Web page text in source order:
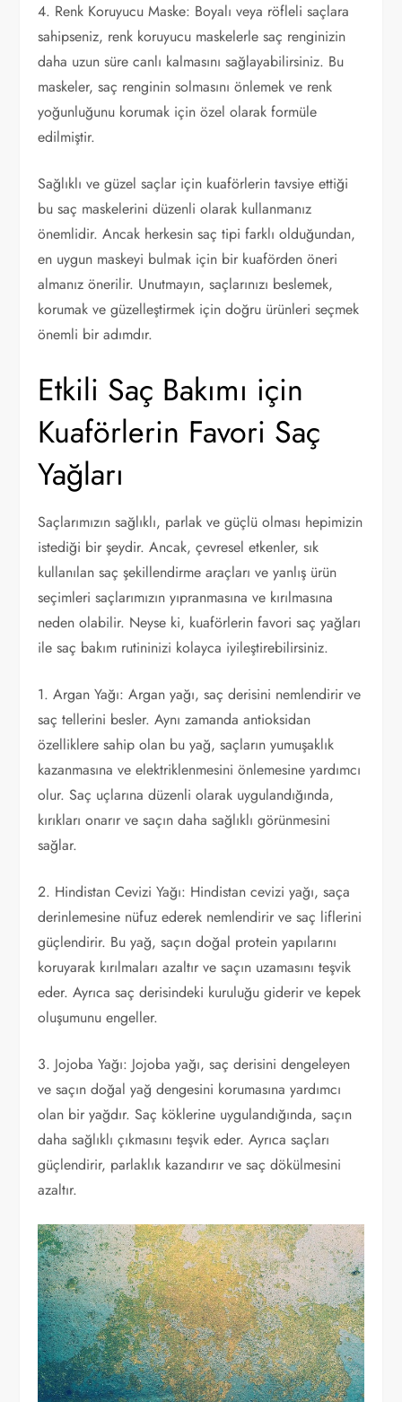
4. Renk Koruyucu Maske: Boyalı veya röfleli saçlara
sahipseniz, renk koruyucu maskelerle saç renginizin
daha uzun süre canlı kalmasını sağlayabilirsiniz. Bu
maskeler, saç renginin solmasını önlemek ve renk
yoğunluğunu korumak için özel olarak formüle
edilmiştir.
Sağlıklı ve güzel saçlar için kuaförlerin tavsiye ettiği
bu saç maskelerini düzenli olarak kullanmanız
önemlidir. Ancak herkesin saç tipi farklı olduğundan,
en uygun maskeyi bulmak için bir kuaförden öneri
almanız önerilir. Unutmayın, saçlarınızı beslemek,
korumak ve güzelleştirmek için doğru ürünleri seçmek
önemli bir adımdır.
Etkili Saç Bakımı için
Kuaförlerin Favori Saç
Yağları
Saçlarımızın sağlıklı, parlak ve güçlü olması hepimizin
istediği bir şeydir. Ancak, çevresel etkenler, sık
kullanılan saç şekillendirme araçları ve yanlış ürün
seçimleri saçlarımızın yıpranmasına ve kırılmasına
neden olabilir. Neyse ki, kuaförlerin favori saç yağları
ile saç bakım rutininizi kolayca iyileştirebilirsiniz.
1. Argan Yağı: Argan yağı, saç derisini nemlendirir ve
saç tellerini besler. Aynı zamanda antioksidan
özelliklere sahip olan bu yağ, saçların yumuşaklık
kazanmasına ve elektriklenmesini önlemesine yardımcı
olur. Saç uçlarına düzenli olarak uygulandığında,
kırıkları onarır ve saçın daha sağlıklı görünmesini
sağlar.
2. Hindistan Cevizi Yağı: Hindistan cevizi yağı, saça
derinlemesine nüfuz ederek nemlendirir ve saç liflerini
güçlendirir. Bu yağ, saçın doğal protein yapılarını
koruyarak kırılmaları azaltır ve saçın uzamasını teşvik
eder. Ayrıca saç derisindeki kuruluğu giderir ve kepek
oluşumunu engeller.
3. Jojoba Yağı: Jojoba yağı, saç derisini dengeleyen
ve saçın doğal yağ dengesini korumasına yardımcı
olan bir yağdır. Saç köklerine uygulandığında, saçın
daha sağlıklı çıkmasını teşvik eder. Ayrıca saçları
güçlendirir, parlaklık kazandırır ve saç dökülmesini
azaltır.